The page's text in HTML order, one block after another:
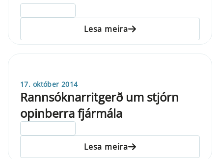
Lesa meira
17. október 2014
Rannsóknarritgerð um stjórn
opinberra fjármála
Lesa meira